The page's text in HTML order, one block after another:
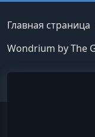
Главная страница
Wondrium by The